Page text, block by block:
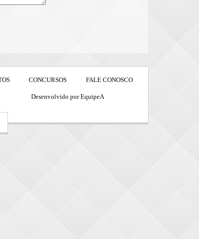
CONCURSOS FALE CONOSCO
Desenvolvido por EquipeA